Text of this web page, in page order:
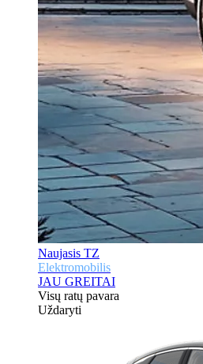
Naujasis TZ
Elektromobilis
JAU GREITAI
Visų ratų pavara
Uždaryti